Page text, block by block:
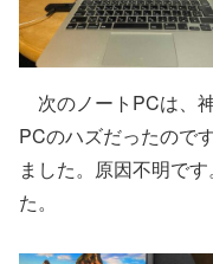
次のノートPCは、
PCのハズだったので
ました。原因不明で
た。